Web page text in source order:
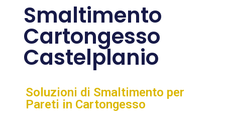
Smaltimento
Cartongesso
Castelplanio
Soluzioni di Smaltimento per
Pareti in Cartongesso